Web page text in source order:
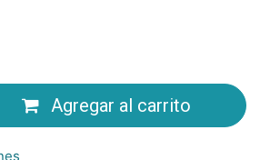
Agregar al carrito